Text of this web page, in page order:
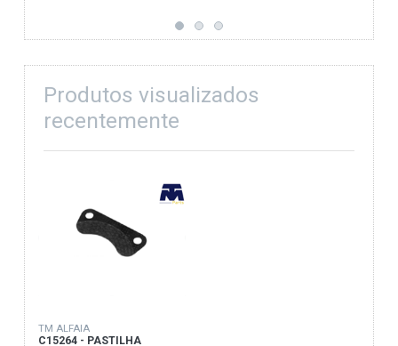
Produtos visualizados
recentemente
TM ALFAIA
C15264 - PASTILHA